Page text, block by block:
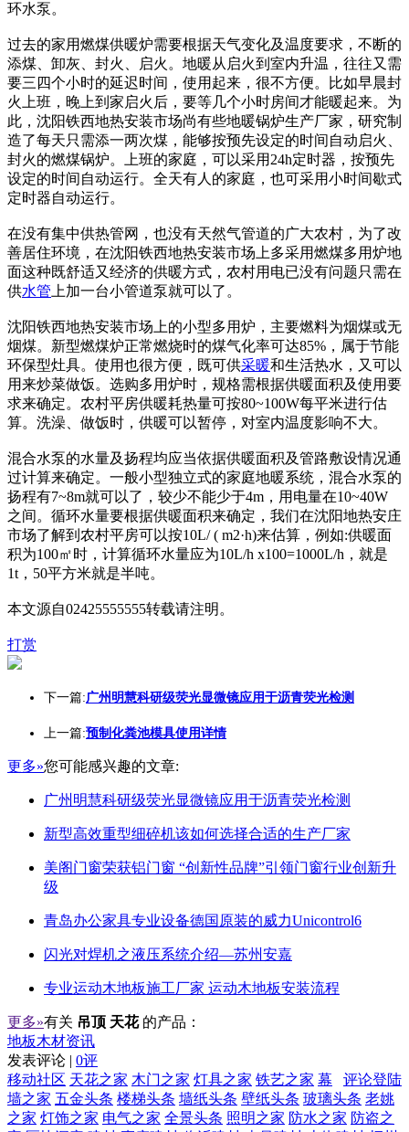
环水泵。
过去的家用燃煤供暖炉需要根据天气变化及温度要求，不断的
添煤、卸灰、封火、启火。地暖从启火到室内升温，往往又需
要三四个小时的延迟时间，使用起来，很不方便。比如早晨封
火上班，晚上到家启火后，要等几个小时房间才能暖起来。为
此，沈阳铁西地热安装市场尚有些地暖锅炉生产厂家，研究制
造了每天只需添一两次煤，能够按预先设定的时间自动启火、
封火的燃煤锅炉。上班的家庭，可以采用24h定时器，按预先
设定的时间自动运行。全天有人的家庭，也可采用小时间歇式
定时器自动运行。
在没有集中供热管网，也没有天然气管道的广大农村，为了改
善居住环境，在沈阳铁西地热安装市场上多采用燃煤多用炉地
面这种既舒适又经济的供暖方式，农村用电已没有问题只需在
供水管 上加一台小管道泵就可以了。
沈阳铁西地热安装市场上的小型多用炉，主要燃料为烟煤或无
烟煤。新型燃煤炉正常燃烧时的煤气化率可达85%，属于节能
环保型灶具。使用也很方便，既可供采暖和生活热水，又可以
用来炒菜做饭。选购多用炉时，规格需根据供暖面积及使用要
求来确定。农村平房供暖耗热量可按80~100W每平米进行估
算。洗澡、做饭时，供暖可以暂停，对室内温度影响不大。
混合水泵的水量及扬程均应当依据供暖面积及管路敷设情况通
过计算来确定。一般小型独立式的家庭地暖系统，混合水泵的
扬程有7~8m就可以了，较少不能少于4m，用电量在10~40W
之间。循环水量要根据供暖面积来确定，我们在沈阳地热安庄
市场了解到农村平房可以按10L/ ( m2·h)来估算，例如:供暖面
积为100㎡时，计算循环水量应为10L/h x100=1000L/h，就是
1t，50平方米就是半吨。
本文源自02425555555转载请注明。
打赏
下一篇:广州明慧科研级荧光显微镜应用于沥青荧光检测
上一篇:预制化粪池模具使用详情
更多»您可能感兴趣的文章:
广州明慧科研级荧光显微镜应用于沥青荧光检测
新型高效重型细碎机该如何选择合适的生产厂家
美阁门窗荣获铝门窗 “创新性品牌”引领门窗行业创新升
级
青岛办公家具专业设备德国原装的威力Unicontrol6
闪光对焊机之液压系统介绍—苏州安嘉
专业运动木地板施工厂家 运动木地板安装流程
更多»有关 吊顶 天花 的产品：
地板木材资讯
发表评论 | 0评
评论登陆
移动社区 天花之家 木门之家 灯具之家 铁艺之家 幕
墙之家 五金头条 楼梯头条 墙纸头条 壁纸头条 玻璃头条 老姚
之家 灯饰之家 电气之家 全景头条 照明之家 防水之家 防盗之